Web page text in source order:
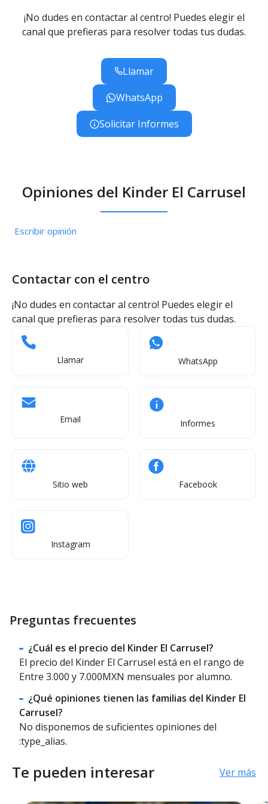
¡No dudes en contactar al centro! Puedes elegir el
canal que prefieras para resolver todas tus dudas.
Llamar
WhatsApp
Solicitar Informes
Opiniones del Kinder El Carrusel
Escribir opinión
Contactar con el centro
¡No dudes en contactar al centro! Puedes elegir el
canal que prefieras para resolver todas tus dudas.
Llamar WhatsApp
Email Informes
Sitio web Facebook
Instagram
Preguntas frecuentes
¿Cuál es el precio del Kinder El Carrusel?
El precio del Kinder El Carrusel está en el rango de
Entre 3.000 y 7.000MXN mensuales por alumno.
¿Qué opiniones tienen las familias del Kinder El
Carrusel?
No disponemos de suficientes opiniones del
:type_alias.
Te pueden interesar Ver más